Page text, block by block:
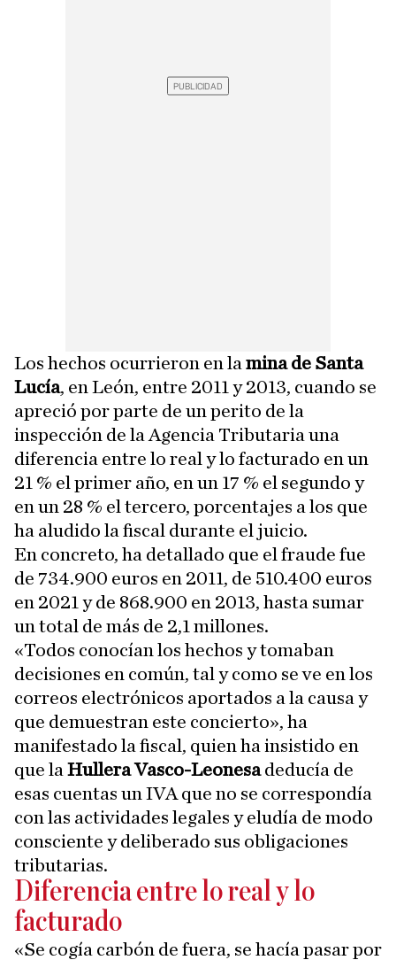
Los hechos ocurrieron en la mina de Santa
Lucía, en León, entre 2011 y 2013, cuando se
apreció por parte de un perito de la
inspección de la Agencia Tributaria una
diferencia entre lo real y lo facturado en un
21 % el primer año, en un 17 % el segundo y
en un 28 % el tercero, porcentajes a los que
ha aludido la fiscal durante el juicio.
En concreto, ha detallado que el fraude fue
de 734.900 euros en 2011, de 510.400 euros
en 2021 y de 868.900 en 2013, hasta sumar
un total de más de 2,1 millones.
«Todos conocían los hechos y tomaban
decisiones en común, tal y como se ve en los
correos electrónicos aportados a la causa y
que demuestran este concierto», ha
manifestado la fiscal, quien ha insistido en
que la Hullera Vasco-Leonesadeducía de
esas cuentas un IVA que no se correspondía
con las actividades legales y eludía de modo
consciente y deliberado sus obligaciones
tributarias.
Diferencia entre lo real y lo
facturado
«Se cogía carbón de fuera, se hacía pasar por